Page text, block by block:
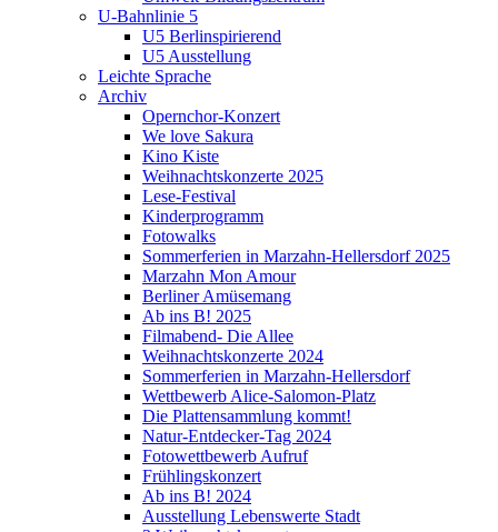
U-Bahnlinie 5
U5 Berlinspirierend
U5 Ausstellung
Leichte Sprache
Archiv
Opernchor-Konzert
We love Sakura
Kino Kiste
Weihnachtskonzerte 2025
Lese-Festival
Kinderprogramm
Fotowalks
Sommerferien in Marzahn-Hellersdorf 2025
Marzahn Mon Amour
Berliner Amüsemang
Ab ins B! 2025
Filmabend- Die Allee
Weihnachtskonzerte 2024
Sommerferien in Marzahn-Hellersdorf
Wettbewerb Alice-Salomon-Platz
Die Plattensammlung kommt!
Natur-Entdecker-Tag 2024
Fotowettbewerb Aufruf
Frühlingskonzert
Ab ins B! 2024
Ausstellung Lebenswerte Stadt